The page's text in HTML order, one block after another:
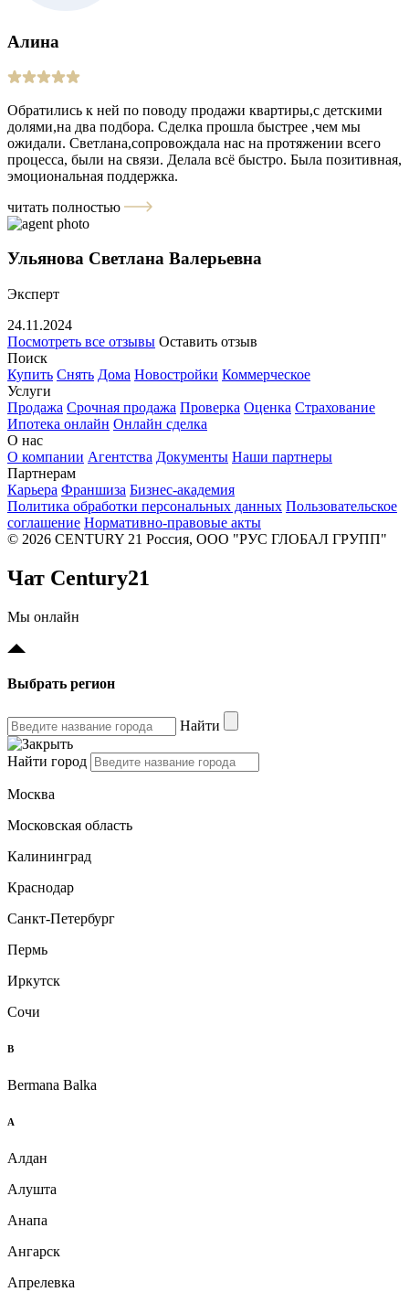
Алина
Обратились к ней по поводу продажи квартиры,с детскими
долями,на два подбора. Сделка прошла быстрее ,чем мы
ожидали. Светлана,сопровождала нас на протяжении всего
процесса, были на связи. Делала всё быстро. Была позитивная,
эмоциональная поддержка.
читать полностью
Ульянова Светлана Валерьевна
Эксперт
24.11.2024
Посмотреть все отзывы Оставить отзыв
Поиск
Купить Снять Дома Новостройки Коммерческое
Услуги
Продажа Срочная продажа Проверка Оценка Страхование
Ипотека онлайн Онлайн сделка
О нас
О компании Агентства Документы Наши партнеры
Партнерам
Карьера Франшиза Бизнес-академия
Политика обработки персональных данных Пользовательское
соглашение Нормативно-правовые акты
© 2026 CENTURY 21 Россия, ООО "РУС ГЛОБАЛ ГРУПП"
Чат Century21
Мы онлайн
Выбрать регион
Найти
Найти город
Москва
Московская область
Калининград
Краснодар
Санкт-Петербург
Пермь
Иркутск
Сочи
B
Bermana Balka
А
Алдан
Алушта
Анапа
Ангарск
Апрелевка